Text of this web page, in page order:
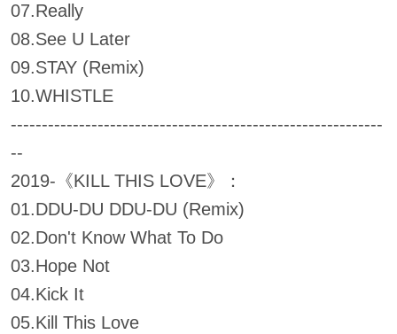
07.Really
08.See U Later
09.STAY (Remix)
10.WHISTLE
------------------------------------------------------------
--
2019-《KILL THIS LOVE》：
01.DDU-DU DDU-DU (Remix)
02.Don't Know What To Do
03.Hope Not
04.Kick It
05.Kill This Love